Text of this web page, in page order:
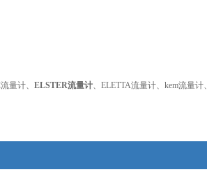
量计、 ELSTER流量计、ELETTA流量计、kem流量